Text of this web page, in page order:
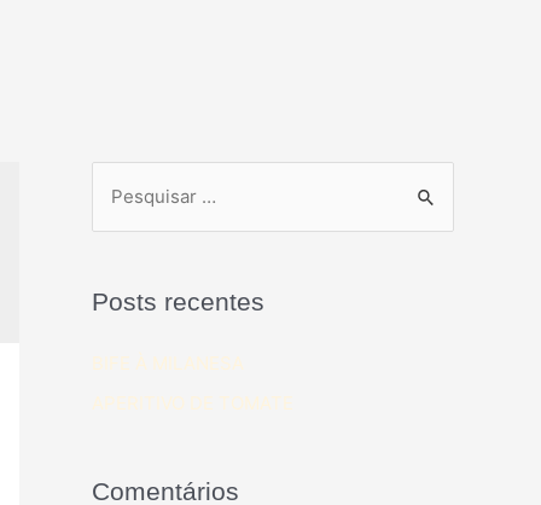
Posts recentes
BIFE À MILANESA
APERITIVO DE TOMATE
Comentários